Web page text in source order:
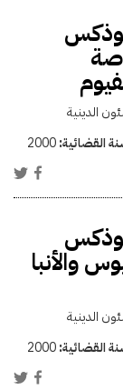
الدينية
القضائية:2000
والأنبا
الدينية
القضائية:2000